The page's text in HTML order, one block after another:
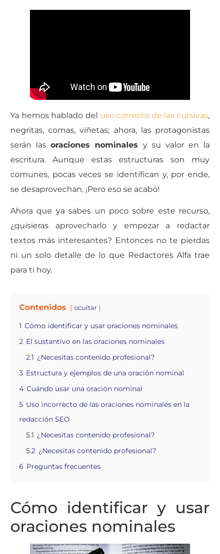
Ya hemos hablado del uso correcto de las cursivas,
negritas, comas, viñetas; ahora, las protagonistas
serán lasoraciones nominales y su valor en la
escritura. Aunque estas estructuras son muy
comunes, pocas veces se identifican y, por ende,
se desaprovechan. ¡Pero eso se acabó!
Ahora que ya sabes un poco sobre este recurso,
¿quisieras aprovecharlo y empezar a redactar
textos más interesantes? Entonces no te pierdas
ni un solo detalle de lo que Redactores Alfa trae
para ti hoy.
Contenidos ocultar
1 Cómo identificar y usar oraciones nominales
2 El sustantivo en las oraciones nominales
2.1 ¿Necesitas contenido profesional?
3 Estructura y ejemplos de una oración nominal
4 Cuándo usar una oración nominal
5 Uso incorrecto de las oraciones nominales en la
redacción SEO
5.1 ¿Necesitas contenido profesional?
5.2 ¿Necesitas contenido profesional?
6 Preguntas frecuentes
Cómo identificar y usar
oraciones nominales